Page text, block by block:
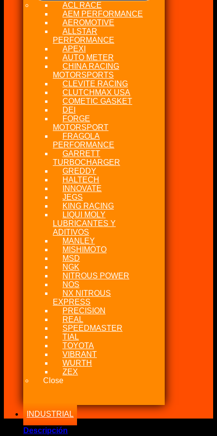
ACL RACE
AEM PERFORMANCE
AEROMOTIVE
ALLSTAR
PERFORMANCE
APEXI
AUTO METER
CHINA RACING
MOTORSPORTS
CLEVITE RACING
CLUTCHMAX USA
COMETIC GASKET
DEI
FORGE
MOTORSPORT
FRAGOLA
PERFORMANCE
GARRETT
TURBOCHARGER
GREDDY
HALTECH
INNOVATE
JEGS
KING RACING
LIQUI MOLY
LUBRICANTES Y
ADITIVOS
MANLEY
MISHIMOTO
MSD
NGK
NITROUS POWER
NOS
NX NITROUS
EXPRESS
PRECISION
REAL
SPEEDMASTER
TIAL
TOYOTA
VIBRANT
WURTH
ZEX
Close
INDUSTRIAL
Descripción